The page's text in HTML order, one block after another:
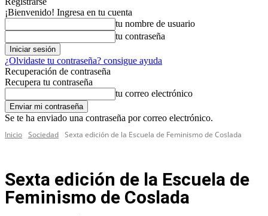
¡Bienvenido! Ingresa en tu cuenta
tu nombre de usuario
tu contraseña
¿Olvidaste tu contraseña? consigue ayuda
Recuperación de contraseña
Recupera tu contraseña
tu correo electrónico
Se te ha enviado una contraseña por correo electrónico.
Inicio Sociedad Sexta edición de la Escuela de Feminismo de Coslada
Sexta edición de la Escuela de
Feminismo de Coslada